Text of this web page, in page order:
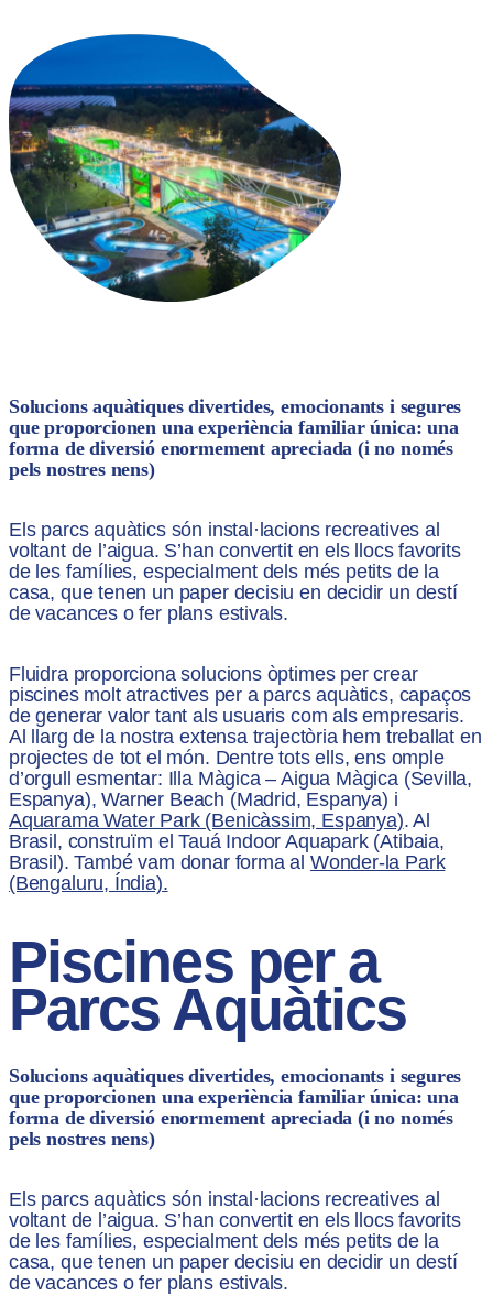
Solucions aquàtiques divertides, emocionants i segures
que proporcionen una experiència familiar única: una
forma de diversió enormement apreciada (i no només
pels nostres nens)
Els parcs aquàtics són instal·lacions recreatives al
voltant de l’aigua. S’han convertit en els llocs favorits
de les famílies, especialment dels més petits de la
casa, que tenen un paper decisiu en decidir un destí
de vacances o fer plans estivals.
Fluidra proporciona solucions òptimes per crear
piscines molt atractives per a parcs aquàtics, capaços
de generar valor tant als usuaris com als empresaris.
Al llarg de la nostra extensa trajectòria hem treballat en
projectes de tot el món. Dentre tots ells, ens omple
d’orgull esmentar: Illa Màgica – Aigua Màgica (Sevilla,
Espanya), Warner Beach (Madrid, Espanya) i
Aquarama Water Park (Benicàssim, Espanya). Al
Brasil, construïm el Tauá Indoor Aquapark (Atibaia,
Brasil). També vam donar forma al Wonder-la Park
(Bengaluru, Índia).
Piscines per a
Parcs Aquàtics
Solucions aquàtiques divertides, emocionants i segures
que proporcionen una experiència familiar única: una
forma de diversió enormement apreciada (i no només
pels nostres nens)
Els parcs aquàtics són instal·lacions recreatives al
voltant de l’aigua. S’han convertit en els llocs favorits
de les famílies, especialment dels més petits de la
casa, que tenen un paper decisiu en decidir un destí
de vacances o fer plans estivals.